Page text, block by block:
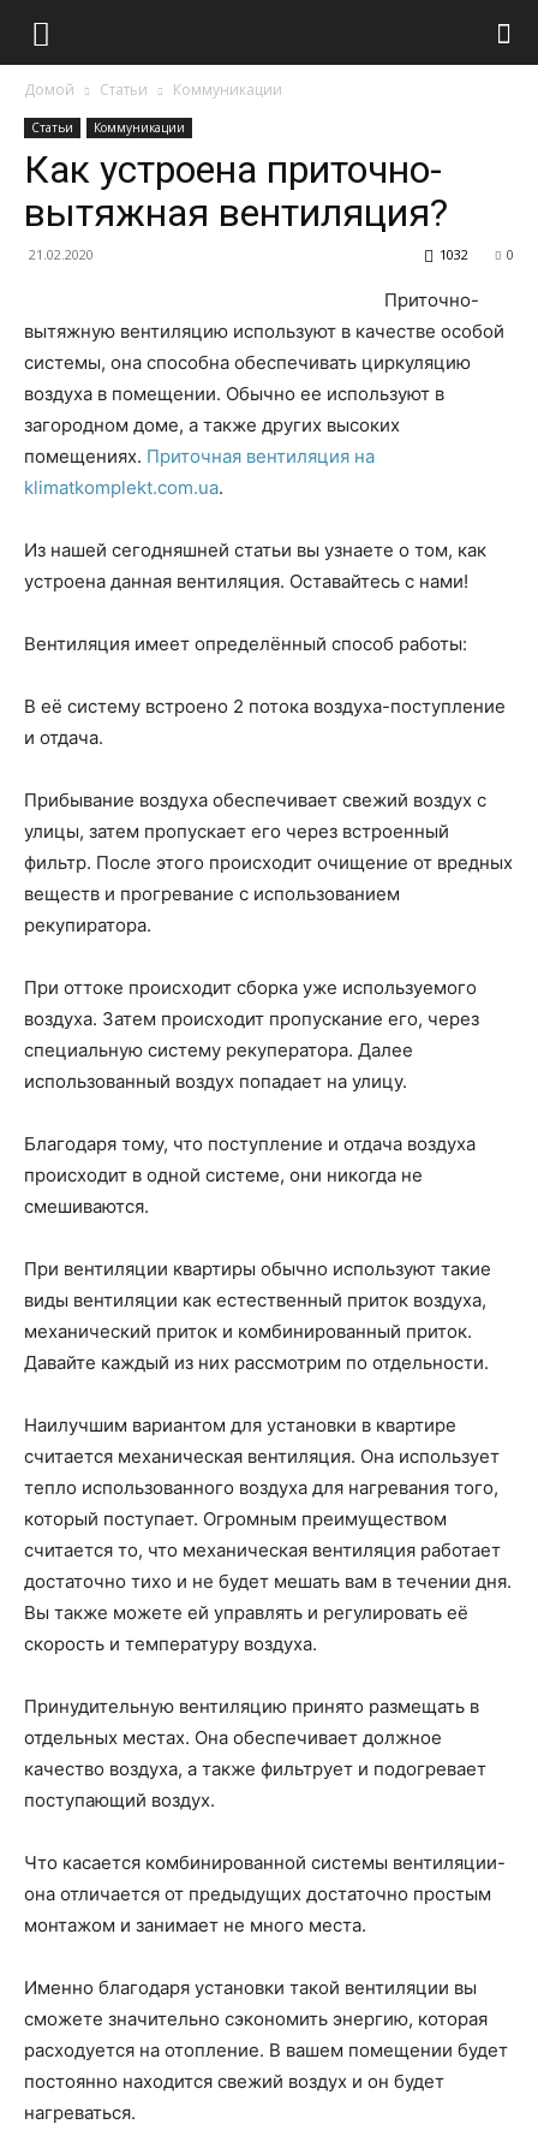
Домой Статьи Коммуникации
Статьи Коммуникации
Как устроена приточно-
вытяжная вентиляция?
21.02.2020 0
1032
Приточно-
вытяжную вентиляцию используют в качестве особой
системы, она способна обеспечивать циркуляцию
воздуха в помещении. Обычно ее используют в
загородном доме, а также других высоких
помещениях. Приточная вентиляция на
klimatkomplekt.com.ua.
Из нашей сегодняшней статьи вы узнаете о том, как
устроена данная вентиляция. Оставайтесь с нами!
Вентиляция имеет определённый способ работы:
В её систему встроено 2 потока воздуха-поступление
и отдача.
Прибывание воздуха обеспечивает свежий воздух с
улицы, затем пропускает его через встроенный
фильтр. После этого происходит очищение от вредных
веществ и прогревание с использованием
рекупиратора.
При оттоке происходит сборка уже используемого
воздуха. Затем происходит пропускание его, через
специальную систему рекуператора. Далее
использованный воздух попадает на улицу.
Благодаря тому, что поступление и отдача воздуха
происходит в одной системе, они никогда не
смешиваются.
При вентиляции квартиры обычно используют такие
виды вентиляции как естественный приток воздуха,
механический приток и комбинированный приток.
Давайте каждый из них рассмотрим по отдельности.
Наилучшим вариантом для установки в квартире
считается механическая вентиляция. Она использует
тепло использованного воздуха для нагревания того,
который поступает. Огромным преимуществом
считается то, что механическая вентиляция работает
достаточно тихо и не будет мешать вам в течении дня.
Вы также можете ей управлять и регулировать её
скорость и температуру воздуха.
Принудительную вентиляцию принято размещать в
отдельных местах. Она обеспечивает должное
качество воздуха, а также фильтрует и подогревает
поступающий воздух.
Что касается комбинированной системы вентиляции-
она отличается от предыдущих достаточно простым
монтажом и занимает не много места.
Именно благодаря установки такой вентиляции вы
сможете значительно сэкономить энергию, которая
расходуется на отопление. В вашем помещении будет
постоянно находится свежий воздух и он будет
нагреваться.